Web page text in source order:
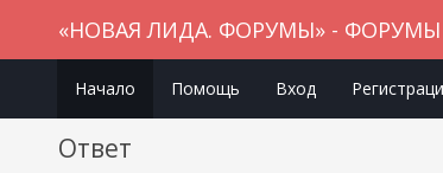
«НОВАЯ ЛИДА. ФОРУМЫ» -
Начало Помощь Вход
Ответ